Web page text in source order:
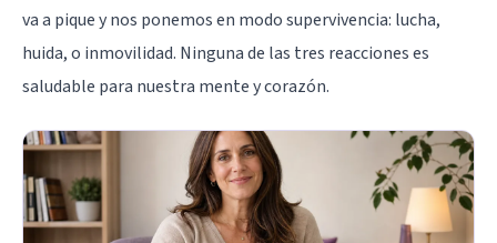
va a pique y nos ponemos en modo supervivencia: lucha,
huida, o inmovilidad. Ninguna de las tres reacciones es
saludable para nuestra mente y corazón.